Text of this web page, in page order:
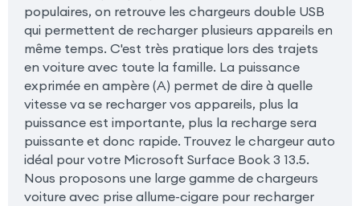
populaires, on retrouve les chargeurs double USB
qui permettent de recharger plusieurs appareils en
même temps. C'est très pratique lors des trajets
en voiture avec toute la famille. La puissance
exprimée en ampère (A) permet de dire à quelle
vitesse va se recharger vos appareils, plus la
puissance est importante, plus la recharge sera
puissante et donc rapide. Trouvez le chargeur auto
idéal pour votre Microsoft Surface Book 3 13.5.
Nous proposons une large gamme de chargeurs
voiture avec prise allume-cigare pour recharger